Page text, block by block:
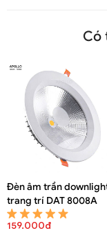
Có
Đèn âm trần
trang trí DAT 8008A
159.000đ